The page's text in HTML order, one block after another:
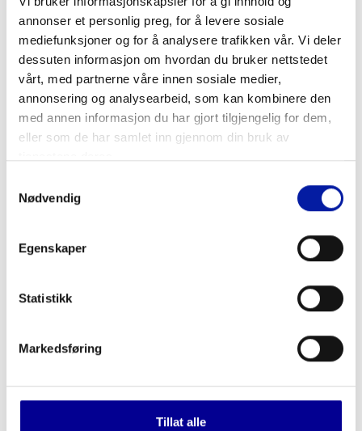
annonser et personlig preg, for å levere sosiale
mediefunksjoner og for å analysere trafikken vår. Vi deler
dessuten informasjon om hvordan du bruker nettstedet
vårt, med partnerne våre innen sosiale medier,
annonsering og analysearbeid, som kan kombinere den
med annen informasjon du har gjort tilgjengelig for dem,
eller som de har samlet inn gjennom din bruk av
Nødvendig
Egenskaper
Statistikk
Markedsføring
Tillat alle
Ankringsplass i havnebassenget
Djupvik-området
Mobil +47 90 85 84 15